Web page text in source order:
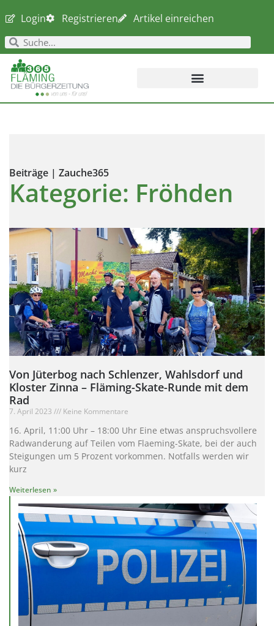
Login Registrieren Artikel einreichen
Beiträge | Zauche365
Kategorie: Fröhden
Von Jüterbog nach Schlenzer, Wahlsdorf und
Kloster Zinna – Fläming-Skate-Runde mit dem
Rad
7. April 2023 Keine Kommentare
16. April, 11:00 Uhr – 18:00 Uhr Eine etwas anspruchsvollere
Radwanderung auf Teilen vom Flaeming-Skate, bei der auch
Steigungen um 5 Prozent vorkommen. Notfalls werden wir
kurz
Weiterlesen »